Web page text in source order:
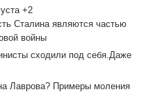
+2
Сталина являются частью
войны
сходили под себя.Даже
Лаврова? Примеры моления